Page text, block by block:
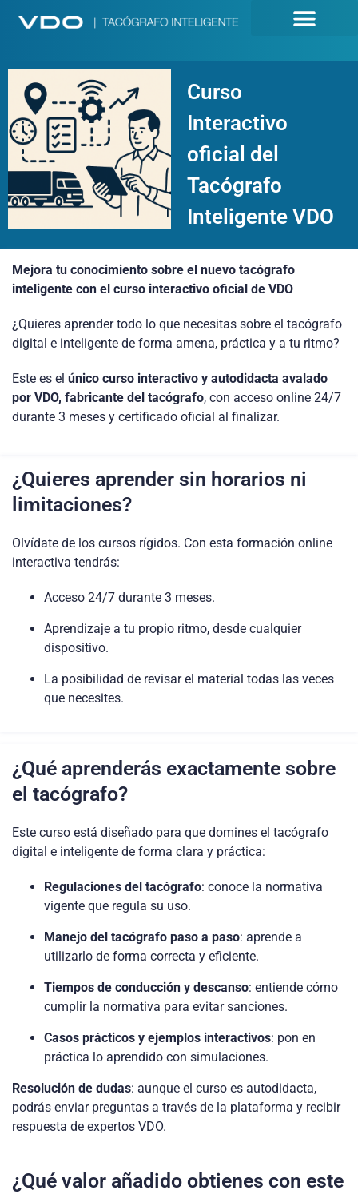
Curso
Interactivo
oficial del
Tacógrafo
Inteligente VDO
Mejora tu conocimiento sobre el nuevo tacógrafo
inteligente con el curso interactivo oficial de VDO
¿Quieres aprender todo lo que necesitas sobre el tacógrafo
digital e inteligente de forma amena, práctica y a tu ritmo?
Este es el único curso interactivo y autodidacta avalado
por VDO, fabricante del tacógrafo, con acceso online 24/7
durante 3 meses y certificado oficial al finalizar.
¿Quieres aprender sin horarios ni
limitaciones?
Olvídate de los cursos rígidos. Con esta formación online
interactiva tendrás:
Acceso 24/7 durante 3 meses.
Aprendizaje a tu propio ritmo, desde cualquier
dispositivo.
La posibilidad de revisar el material todas las veces
que necesites.
¿Qué aprenderás exactamente sobre
el tacógrafo?
Este curso está diseñado para que domines el tacógrafo
digital e inteligente de forma clara y práctica:
Regulaciones del tacógrafo: conoce la normativa
vigente que regula su uso.
Manejo del tacógrafo paso a paso: aprende a
utilizarlo de forma correcta y eficiente.
Tiempos de conducción y descanso: entiende cómo
cumplir la normativa para evitar sanciones.
Casos prácticos y ejemplos interactivos: pon en
práctica lo aprendido con simulaciones.
Resolución de dudas: aunque el curso es autodidacta,
podrás enviar preguntas a través de la plataforma y recibir
respuesta de expertos VDO.
¿Qué valor añadido obtienes con este